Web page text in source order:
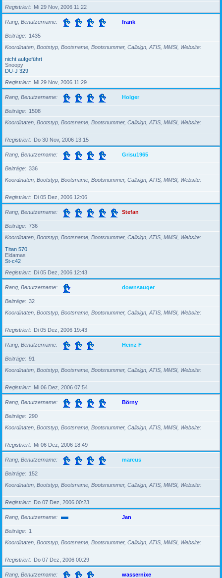
Registriert Mi 29 Nov, 2006 11:22
Rang, Benutzername frank
Beiträge
1435
Koordinaten, Bootstyp, Bootsname, Bootsnummer, Callsign, ATIS, MMSI, Website
nicht aufgeführt
Snoopy
DU-J 329
Registriert
Mi 29 Nov, 2006 11:29
Rang, Benutzername Holger
Beiträge
1508
Koordinaten, Bootstyp, Bootsname, Bootsnummer, Callsign, ATIS, MMSI, Website
Registriert Do 30 Nov, 2006 13:15
Rang, Benutzername Grisu1965
Beiträge
336
Koordinaten, Bootstyp, Bootsname, Bootsnummer, Callsign, ATIS, MMSI, Website
Registriert Di 05 Dez, 2006 12:06
Rang, Benutzername Stefan
Beiträge
736
Koordinaten, Bootstyp, Bootsname, Bootsnummer, Callsign, ATIS, MMSI, Website
Titan 570
Eldamas
St-c42
Registriert
Di 05 Dez, 2006 12:43
Rang, Benutzername downsauger
Beiträge
32
Koordinaten, Bootstyp, Bootsname, Bootsnummer, Callsign, ATIS, MMSI, Website
Registriert Di 05 Dez, 2006 19:43
Rang, Benutzername Heinz F
Beiträge
91
Koordinaten, Bootstyp, Bootsname, Bootsnummer, Callsign, ATIS, MMSI, Website
Registriert Mi 06 Dez, 2006 07:54
Rang, Benutzername Börny
Beiträge
290
Koordinaten, Bootstyp, Bootsname, Bootsnummer, Callsign, ATIS, MMSI, Website
Registriert Mi 06 Dez, 2006 18:49
Rang, Benutzername marcus
Beiträge
152
Koordinaten, Bootstyp, Bootsname, Bootsnummer, Callsign, ATIS, MMSI, Website
Registriert Do 07 Dez, 2006 00:23
Rang, Benutzername Jan
Beiträge
1
Koordinaten, Bootstyp, Bootsname, Bootsnummer, Callsign, ATIS, MMSI, Website
Registriert Do 07 Dez, 2006 00:29
Rang, Benutzername wassernixe